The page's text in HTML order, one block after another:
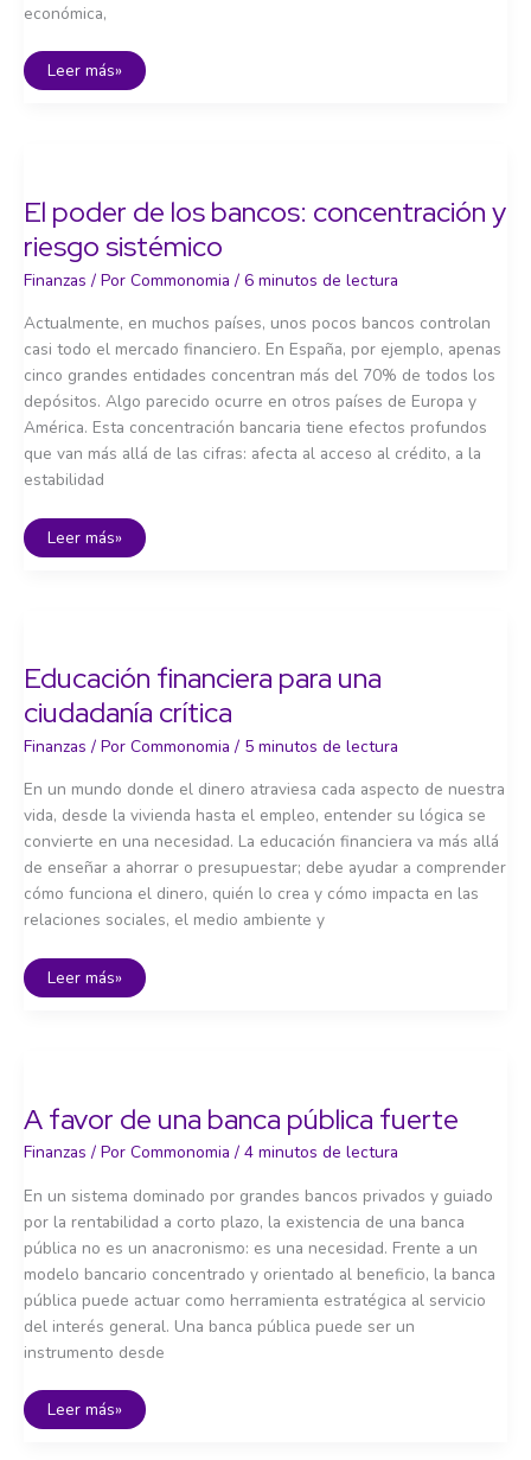
económica,
Finanzas
éticas:
Leer más»
El poder de los bancos: concentración y
riesgo sistémico
Finanzas / Por Commonomia / 6 minutos de lectura
Actualmente, en muchos países, unos pocos bancos controlan
casi todo el mercado financiero. En España, por ejemplo, apenas
cinco grandes entidades concentran más del 70% de todos los
depósitos. Algo parecido ocurre en otros países de Europa y
América. Esta concentración bancaria tiene efectos profundos
que van más allá de las cifras: afecta al acceso al crédito, a la
estabilidad
El
Leer más»
Educación financiera para una
ciudadanía crítica
Finanzas / Por Commonomia / 5 minutos de lectura
En un mundo donde el dinero atraviesa cada aspecto de nuestra
vida, desde la vivienda hasta el empleo, entender su lógica se
convierte en una necesidad. La educación financiera va más allá
de enseñar a ahorrar o presupuestar; debe ayudar a comprender
cómo funciona el dinero, quién lo crea y cómo impacta en las
relaciones sociales, el medio ambiente y
Educación
financiera
Leer más»
A favor de una banca pública fuerte
Finanzas / Por Commonomia / 4 minutos de lectura
En un sistema dominado por grandes bancos privados y guiado
por la rentabilidad a corto plazo, la existencia de una banca
pública no es un anacronismo: es una necesidad. Frente a un
modelo bancario concentrado y orientado al beneficio, la banca
pública puede actuar como herramienta estratégica al servicio
del interés general. Una banca pública puede ser un
instrumento desde
A
favor
Leer más»